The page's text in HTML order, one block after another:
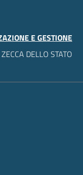
E GESTIONE
DELLO STATO